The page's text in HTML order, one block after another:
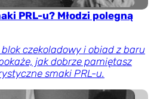
PRL-u? Młodzi polegną
czekoladowy i obiad z baru
jak dobrze pamiętasz
smaki PRL-u.